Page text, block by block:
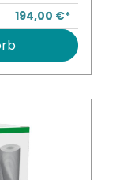
194,00 €*